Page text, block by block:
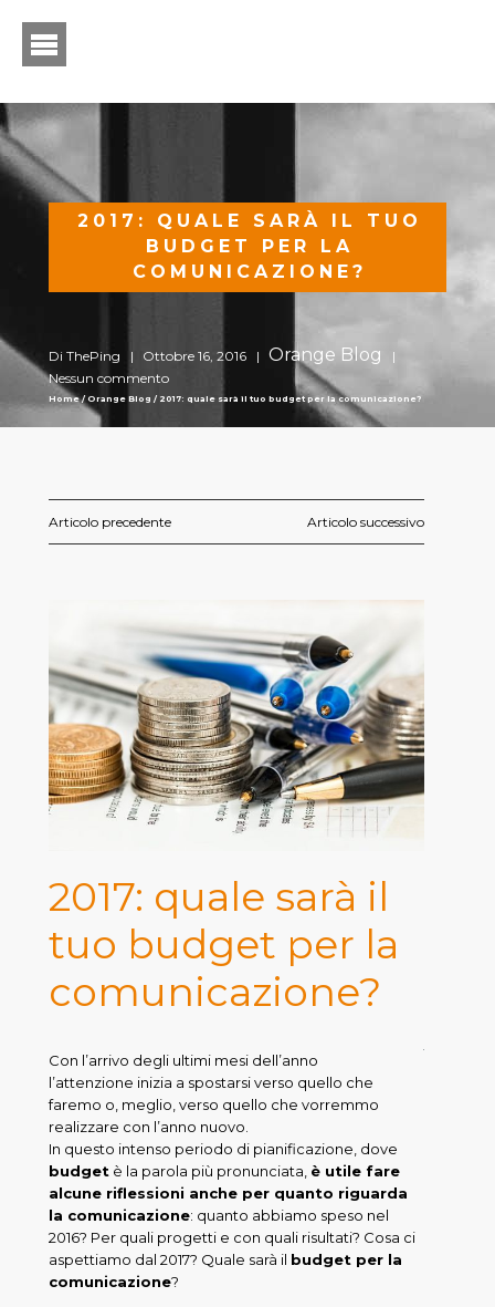
2017: QUALE SARÀ IL TUO
BUDGET PER LA
COMUNICAZIONE?
Di ThePing | Ottobre 16, 2016 | Orange Blog
|
Nessun commento
Home/Orange Blog / 2017: quale sarà il tuo budget per la comunicazione?
Articolo precedente Articolo successivo
2017: quale sarà il
tuo budget per la
comunicazione?
Con l’arrivo degli ultimi mesi dell’anno
l’attenzione inizia a spostarsi verso quello che
faremo o, meglio, verso quello che vorremmo
realizzare con l’anno nuovo.
In questo intenso periodo di pianificazione, dove
budget è la parola più pronunciata, è utile fare
alcune riflessioni anche per quanto riguarda
la comunicazione: quanto abbiamo speso nel
2016? Per quali progetti e con quali risultati? Cosa ci
aspettiamo dal 2017? Quale sarà il budget per la
comunicazione?